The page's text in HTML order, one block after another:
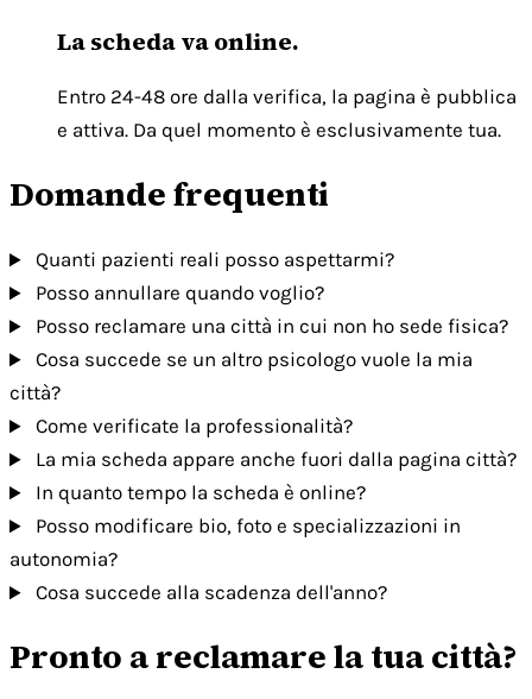
La scheda va online.
Entro 24-48 ore dalla verifica, la pagina è pubblica
e attiva. Da quel momento è esclusivamente tua.
Domande frequenti
Quanti pazienti reali posso aspettarmi?
Posso annullare quando voglio?
Posso reclamare una città in cui non ho sede fisica?
Cosa succede se un altro psicologo vuole la mia
città?
Come verificate la professionalità?
La mia scheda appare anche fuori dalla pagina città?
In quanto tempo la scheda è online?
Posso modificare bio, foto e specializzazioni in
autonomia?
Cosa succede alla scadenza dell'anno?
Pronto a reclamare la tua città?